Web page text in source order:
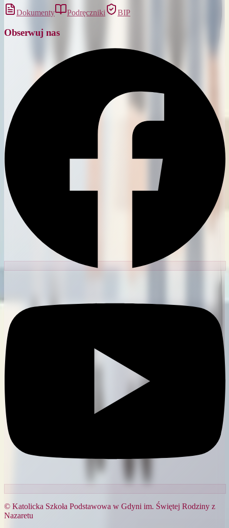
Dokumenty Podręczniki BIP
Obserwuj nas
© Katolicka Szkoła Podstawowa w Gdyni im. Świętej Rodziny z
Nazaretu